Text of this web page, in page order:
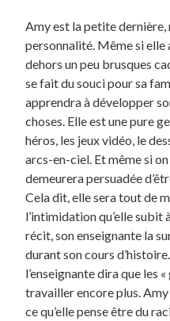
Amy est la petite dernière,
personnalité. Même si elle
dehors un peu brusques
se fait du souci pour sa
apprendra à développer
choses. Elle est une pure
héros, les jeux vidéo, le
arcs-en-ciel. Et même si on
demeurera persuadée
Cela dit, elle sera tout de
l’intimidation qu’elle subit
récit, son enseignante la
durant son cours
l’enseignante dira que les
travailler encore plus.
ce qu’elle pense être du